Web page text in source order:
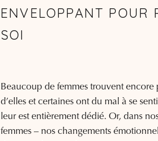
Beaucoup de femmes trouvent encore
d’elles et certaines ont du mal à se
leur est entièrement dédié. Or, dans
femmes – nos changements
ENVELOPPANT POUR
SOI